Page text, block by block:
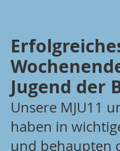
Jugend der
Unsere MJU11
haben in
und behaupten